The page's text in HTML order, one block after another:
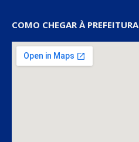
COMO CHEGAR À PREFEITURA